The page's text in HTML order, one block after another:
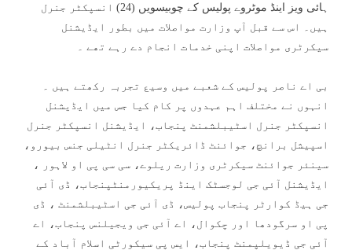
ہائی ویز اینڈ موٹروے پولیس کے چوبیسویں (24) انسپکٹر جنرل
ہیں۔ اس سے قبل آپ وزارت مواصلات میں بطور ایڈیشنل
سیکرٹری مواصلات اپنی خدمات انجام دے رہے تھے ۔
بی اے ناصر پولیس کے شعبے میں وسیع تجربہ رکھتے ہیں ۔
انہوں نے مختلف اہم عہدوں پر کام کیا جس میں ایڈیشنل
انسپکٹر جنرل اسٹیبلشمنٹ پنجاب، ایڈیشنل انسپکٹر جنرل
اسپیشل برانچ، جوائنٹ ڈائریکٹر جنرل انٹیلی جنس بیورو،
سینئر جوائنٹ سیکرٹری وزارت ریلوے، سی سی پی او لاہور ،
ایڈیشنل آئی جی لوجسٹک اینڈ پریکیورمنٹپنجاب، ڈی آئی
جی ہیڈ کوارٹر پنجاب پولیس، ڈی آئی جی اسٹیبلشمنٹ ، ڈی
پی او سرگودھا اور چکوال، اے آئی جی ویجیلنس پنجاب، اے
آئی جی ڈیویلپمنٹ پنجاب، ایس پی سیکورٹی اسلام آباد کے